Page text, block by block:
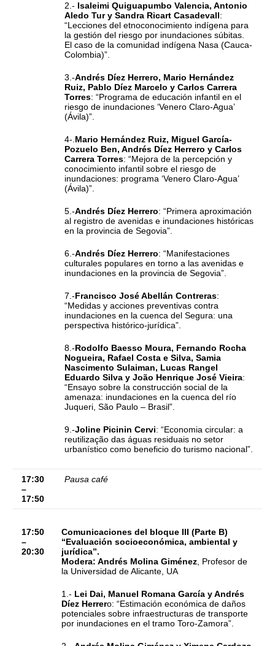
2.- Isaleimi Quiguapumbo Valencia, Antonio
Aledo Tur y Sandra Ricart Casadevall:
“Lecciones del etnoconocimiento indígena para
la gestión del riesgo por inundaciones súbitas.
El caso de la comunidad indígena Nasa (Cauca-
Colombia)”.
3.-Andrés Díez Herrero, Mario Hernández
Ruiz, Pablo Díez Marcelo y Carlos Carrera
Torres: “Programa de educación infantil en el
riesgo de inundaciones ‘Venero Claro-Agua’
(Ávila)”.
4-.Mario Hernández Ruiz, Miguel García-
Pozuelo Ben, Andrés Díez Herrero y Carlos
Carrera Torres: “Mejora de la percepción y
conocimiento infantil sobre el riesgo de
inundaciones: programa ‘Venero Claro-Agua’
(Ávila)”.
5.-Andrés Díez Herrero: “Primera aproximación
al registro de avenidas e inundaciones históricas
en la provincia de Segovia”.
6.-Andrés Díez Herrero: “Manifestaciones
culturales populares en torno a las avenidas e
inundaciones en la provincia de Segovia”.
7.-Francisco José Abellán Contreras:
“Medidas y acciones preventivas contra
inundaciones en la cuenca del Segura: una
perspectiva histórico-jurídica”.
8.-Rodolfo Baesso Moura, Fernando Rocha
Nogueira, Rafael Costa e Silva, Samia
Nascimento Sulaiman, Lucas Rangel
Eduardo Silva y João Henrique José Vieira:
“Ensayo sobre la construcción social de la
amenaza: inundaciones en la cuenca del río
Juqueri, São Paulo – Brasil”.
9.-Joline Picinin Cervi: “Economia circular: a
reutilização das águas residuais no setor
urbanístico como beneficio do turismo nacional”.
17:30
–
17:50
Pausa café
17:50
–
20:30
Comunicaciones del bloque III (Parte B)
“Evaluación socioeconómica, ambiental y
jurídica”.
Modera: Andrés Molina Giménez, Profesor de
la Universidad de Alicante, UA
1.- Lei Dai, Manuel Romana García y Andrés
Díez Herrero: “Estimación económica de daños
potenciales sobre infraestructuras de transporte
por inundaciones en el tramo Toro-Zamora”.